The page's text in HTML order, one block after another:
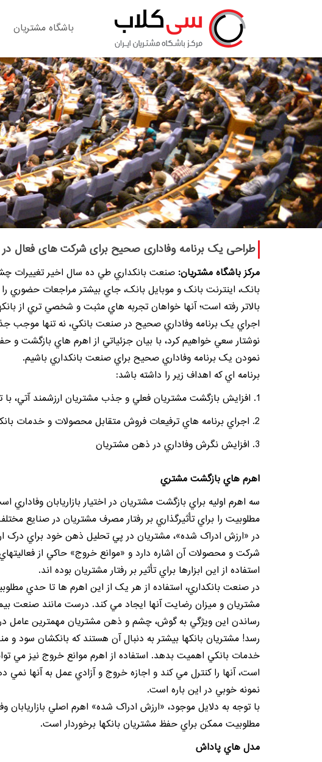
باشگاه مشتریان
طراحی يک برنامه وفاداری صحيح برای شرکت های فعال
مرکز باشگاه مشتریان: صنعت بانکداري طي ده سال اخير تغييرات
بانک، اينترنت بانک و موبايل بانک، جاي بيشتر مراجعات حضوري
بالاتر رفته است؛ آنها خواهان تجربه هاي مثبت و شخصي تري از
اجراي يک برنامه وفاداري صحيح در صنعت بانکي، نه تنها موجب
نوشتار سعي خواهيم کرد، با بيان جزئياتي از اهرم هاي بازگشت و
نمودن يک برنامه وفاداري صحيح براي صنعت بانکداري باشيم.
برنامه اي که اهداف زير را داشته باشد:
1. افزايش بازگشت
مشتريانفعلي و جذب مشتريان ارزشمند آتي،
2. اجراي برنامه هاي ترفيعات فروش متقابل محصولات و خدمات بانکي.
3. افزايش نگرش وفاداري در ذهن مشتريان
اهرم هاي بازگشت مشتري
سه اهرم اوليه براي بازگشتمشتريان
مطلوبيت را براي تأثيرگذاري بر رفتار مصرف مشتريان در صنايع
در «ارزش ادراک شده»، مشتريان در پي تحليل ذهن خود براي
شرکت و محصولات آن اشاره دارد و «موانع خروج» حاکي از
استفاده از اين ابزارها براي تأثير بر رفتار مشتريان بوده اند.
در صنعت بانکداري، استفاده از هر يک از اين اهرم ها تا حدي
مشتريان و ميزان رضايت آنها ايجاد مي کند. درست مانند صنعت
رساندن اين ويژگي به گوش، چشم و ذهن مشتريان مهمترين عامل
رسد! مشتريانبانکها بيشتر به دنبال آن هستند که بانکشان سود و
خدمات بانکي اهميت بدهد. استفاده از اهرم موانع خروج نيز مي
است، آنها را کنترل مي کند و اجازه خروج و آزادي عمل به آنها
نمونه خوبي در اين باره است.
با توجه به دلايل موجود، «ارزش ادراک شده» اهرم اصلي
مطلوبيت ممکن براي حفظ مشتريان بانکها برخوردار است.
مدل هاي پاداش